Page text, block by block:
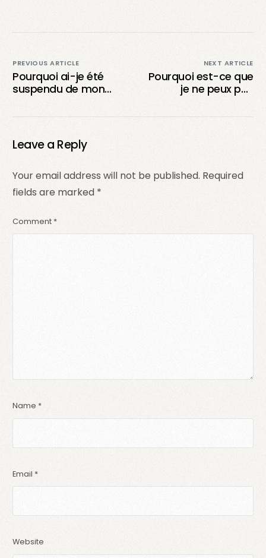
PREVIOUS ARTICLE
Pourquoi ai-je été
suspendu de mon
NEXT ARTICLE
Pourquoi est-ce que
je ne peux pas
messages sur TikTok
Leave a Reply
Your email address will not be published. Required
fields are marked *
Comment *
Name *
Email *
Website